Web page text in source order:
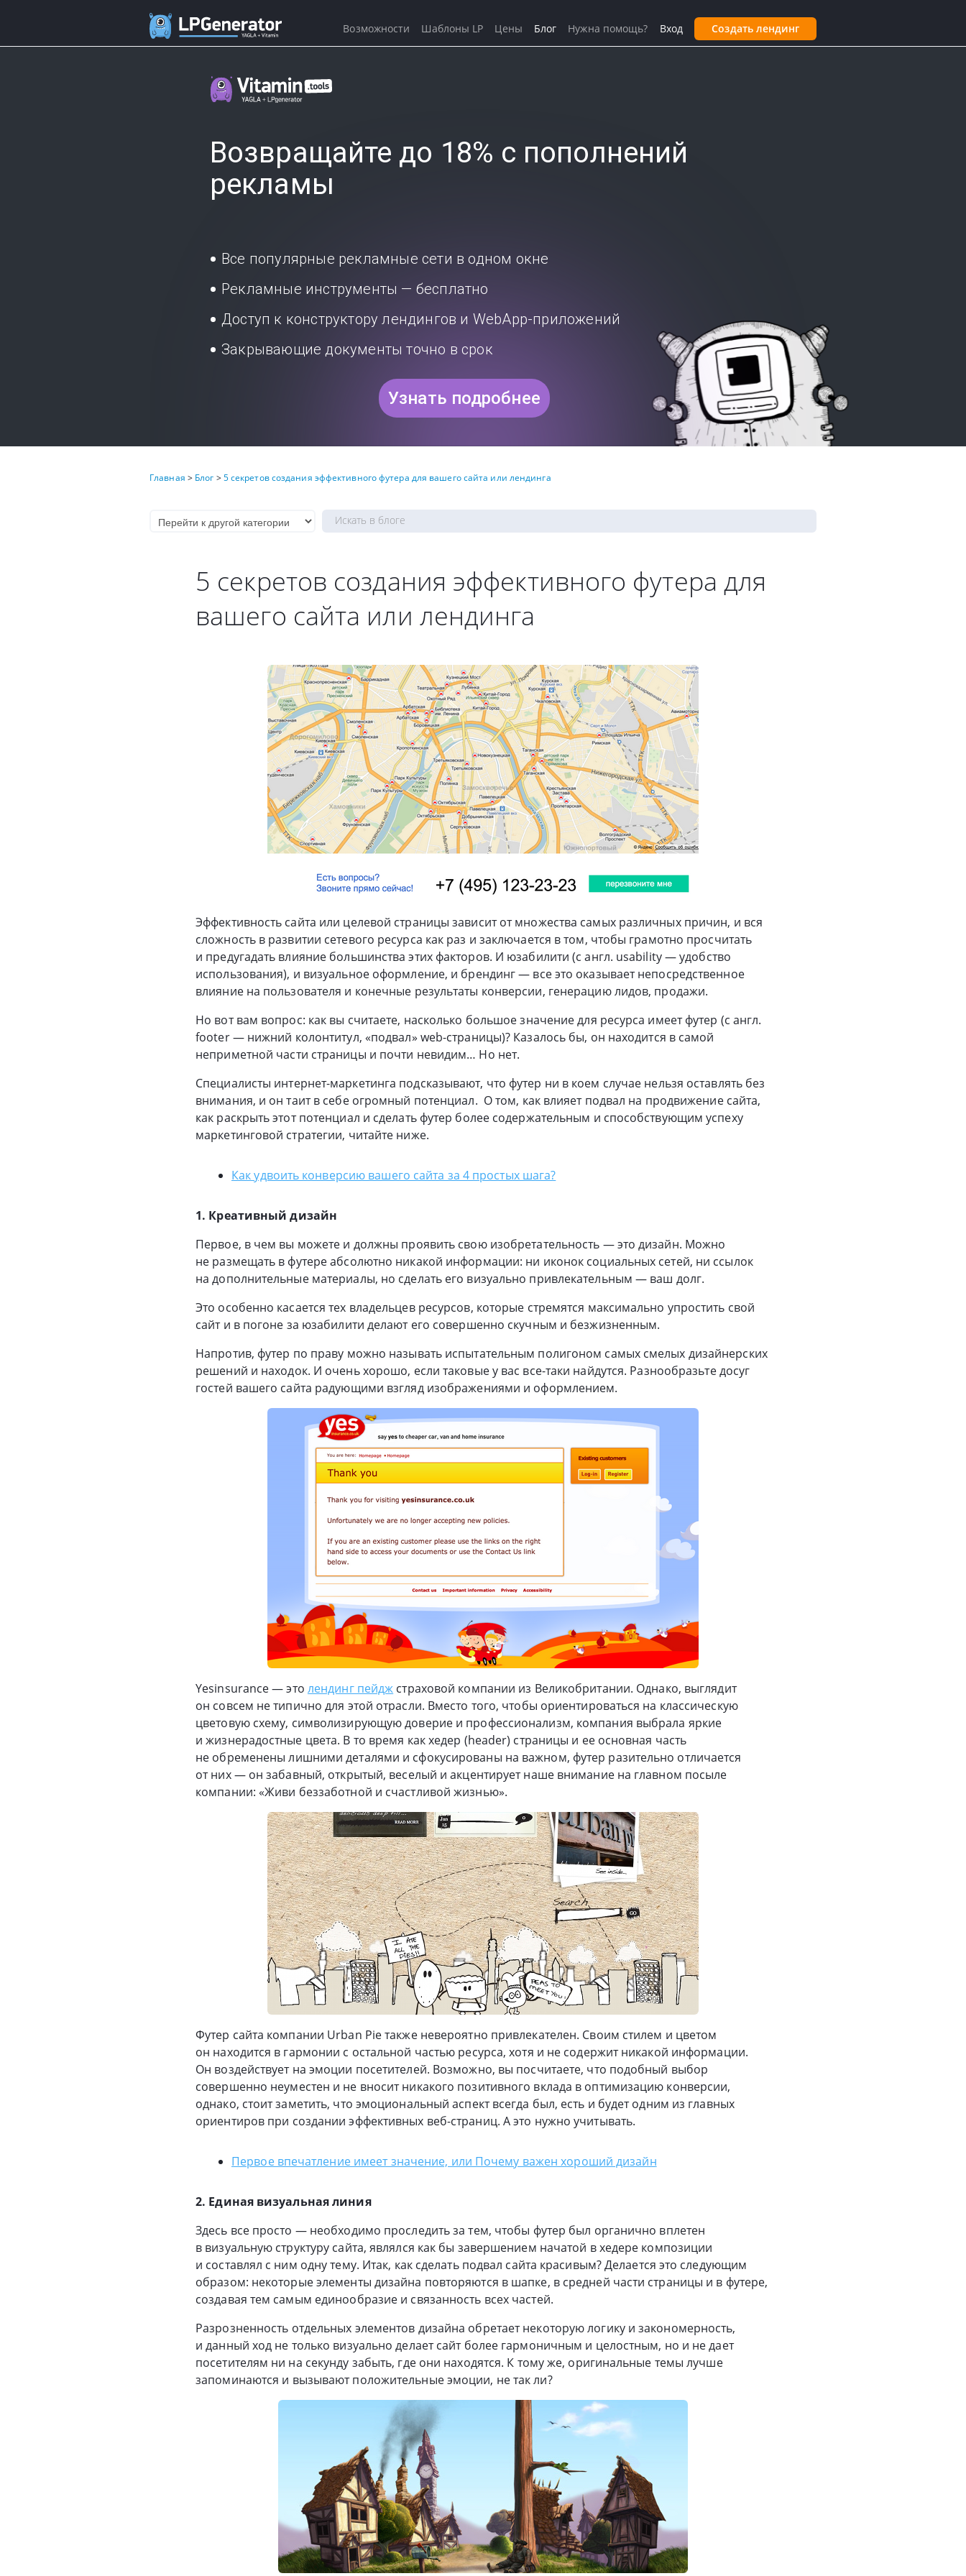
Возвращайте до 18% с пополнений
рекламы
Все популярные рекламные сети в одном окне
Рекламные инструменты — бесплатно
Доступ к конструктору лендингов и WebApp-приложений
Закрывающие документы точно в срок
Узнать подробнее
Главная > Блог >5 секретов создания эффективного футера для вашего сайта или лендинга
5 секретов создания эффективного футера для
вашего сайта или лендинга
Эффективность сайта или целевой страницы зависит от множества самых различных причин, и вся
сложность в развитии сетевого ресурса как раз и заключается в том, чтобы грамотно просчитать
и предугадать влияние большинства этих факторов. И юзабилити (с англ. usability — удобство
использования), и визуальное оформление, и брендинг — все это оказывает непосредственное
влияние на пользователя и конечные результаты конверсии, генерацию лидов, продажи.
Но вот вам вопрос: как вы считаете, насколько большое значение для ресурса имеет футер (с англ.
footer — нижний колонтитул, «подвал» web-страницы)? Казалось бы, он находится в самой
неприметной части страницы и почти невидим… Но нет.
Специалисты интернет-маркетинга подсказывают, что футер ни в коем случае нельзя оставлять без
внимания, и он таит в себе огромный потенциал. О том, как влияет подвал на продвижение сайта,
как раскрыть этот потенциал и сделать футер более содержательным и способствующим успеху
маркетинговой стратегии, читайте ниже.
Как удвоить конверсию вашего сайта за 4 простых шага?
1. Креативный дизайн
Первое, в чем вы можете и должны проявить свою изобретательность — это дизайн. Можно
не размещать в футере абсолютно никакой информации: ни иконок социальных сетей, ни ссылок
на дополнительные материалы, но сделать его визуально привлекательным — ваш долг.
Это особенно касается тех владельцев ресурсов, которые стремятся максимально упростить свой
сайт и в погоне за юзабилити делают его совершенно скучным и безжизненным.
Напротив, футер по праву можно называть испытательным полигоном самых смелых дизайнерских
решений и находок. И очень хорошо, если таковые у вас все-таки найдутся. Разнообразьте досуг
гостей вашего сайта радующими взгляд изображениями и оформлением.
Yesinsurance — это лендинг пейдж страховой компании из Великобритании. Однако, выглядит
он совсем не типично для этой отрасли. Вместо того, чтобы ориентироваться на классическую
цветовую схему, символизирующую доверие и профессионализм, компания выбрала яркие
и жизнерадостные цвета. В то время как хедер (header) страницы и ее основная часть
не обременены лишними деталями и сфокусированы на важном, футер разительно отличается
от них — он забавный, открытый, веселый и акцентирует наше внимание на главном посыле
компании: «Живи беззаботной и счастливой жизнью».
Футер сайта компании Urban Pie также невероятно привлекателен. Своим стилем и цветом
он находится в гармонии с остальной частью ресурса, хотя и не содержит никакой информации.
Он воздействует на эмоции посетителей. Возможно, вы посчитаете, что подобный выбор
совершенно неуместен и не вносит никакого позитивного вклада в оптимизацию конверсии,
однако, стоит заметить, что эмоциональный аспект всегда был, есть и будет одним из главных
ориентиров при создании эффективных веб-страниц. А это нужно учитывать.
Первое впечатление имеет значение, или Почему важен хороший дизайн
2. Единая визуальная линия
Здесь все просто — необходимо проследить за тем, чтобы футер был органично вплетен
в визуальную структуру сайта, являлся как бы завершением начатой в хедере композиции
и составлял с ним одну тему. Итак, как сделать подвал сайта красивым? Делается это следующим
образом: некоторые элементы дизайна повторяются в шапке, в средней части страницы и в футере,
создавая тем самым единообразие и связанность всех частей.
Разрозненность отдельных элементов дизайна обретает некоторую логику и закономерность,
и данный ход не только визуально делает сайт более гармоничным и целостным, но и не дает
посетителям ни на секунду забыть, где они находятся. К тому же, оригинальные темы лучше
запоминаются и вызывают положительные эмоции, не так ли?
Вход Создать лендинг
Возможности Шаблоны LP Цены Блог Нужна помощь?